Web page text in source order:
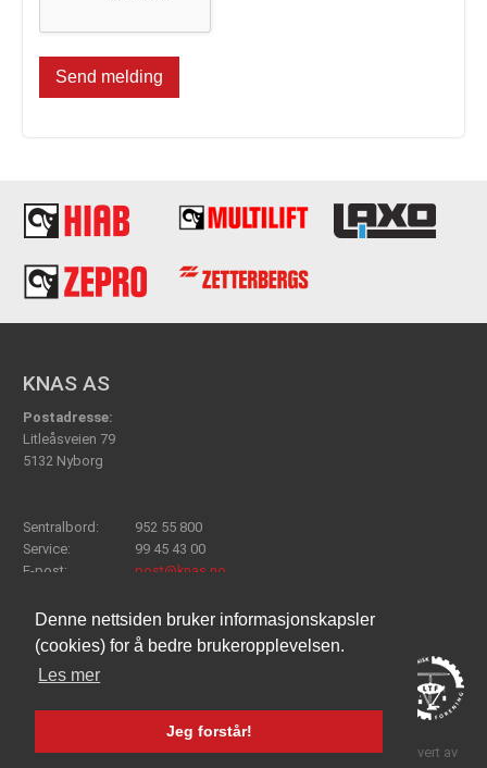
Denne nettsiden bruker informasjonskapsler
(cookies) for å bedre brukeropplevelsen.
Les mer
Jeg forstår!
KNAS AS
Postadresse:
Litleåsveien 79
5132 Nyborg
Sentralbord:
952 55 800
Service:
99 45 43 00
E-post:
post@knas.no
Personvern og cookies|Webdesign og publiseringsløsning levert av